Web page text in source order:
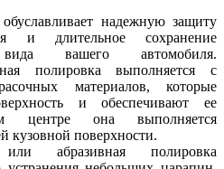
надежную защиту
и длительное сохранение
вида вашего автомобиля.
полировка выполняется с
материалов, которые
и обеспечивают ее
она выполняется
кузовной поверхности.
или абразивная полировка